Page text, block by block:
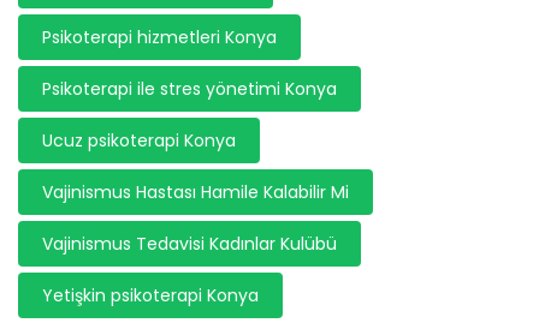
Psikoterapi hizmetleri Konya
Psikoterapi ile stres yönetimi Konya
Ucuz psikoterapi Konya
Vajinismus Hastası Hamile Kalabilir Mi
Vajinismus Tedavisi Kadınlar Kulübü
Yetişkin psikoterapi Konya